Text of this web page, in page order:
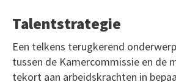
Talentstrategie
Een telkens terugkerend
tussen de Kamercommissie en de
tekort aan arbeidskrachten in